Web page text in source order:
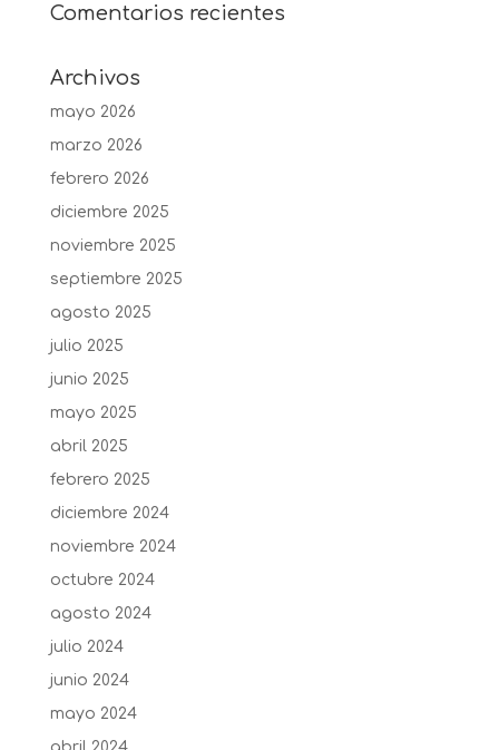
Comentarios recientes
Archivos
mayo 2026
marzo 2026
febrero 2026
diciembre 2025
noviembre 2025
septiembre 2025
agosto 2025
julio 2025
junio 2025
mayo 2025
abril 2025
febrero 2025
diciembre 2024
noviembre 2024
octubre 2024
agosto 2024
julio 2024
junio 2024
mayo 2024